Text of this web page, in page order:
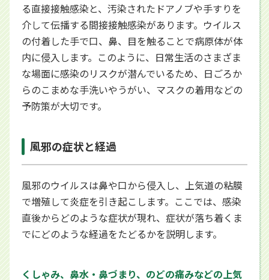
る直接接触感染と、汚染されたドアノブや手すりを
介して伝播する間接接触感染があります。ウイルス
の付着した手で口、鼻、目を触ることで病原体が体
内に侵入します。このように、日常生活のさまざま
な場面に感染のリスクが潜んでいるため、日ごろか
らのこまめな手洗いやうがい、マスクの着用などの
予防策が大切です。
風邪の症状と経過
風邪のウイルスは鼻や口から侵入し、上気道の粘膜
で増殖して炎症を引き起こします。ここでは、感染
直後からどのような症状が現れ、症状が落ち着くま
でにどのような経過をたどるかを説明します。
くしゃみ、鼻水・鼻づまり、のどの痛みなどの上気